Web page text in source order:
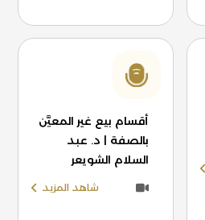
أقسام بيع غير المعيَّن
بالصفة | د. عبد
السلام الشويعر
شاهد المزيد